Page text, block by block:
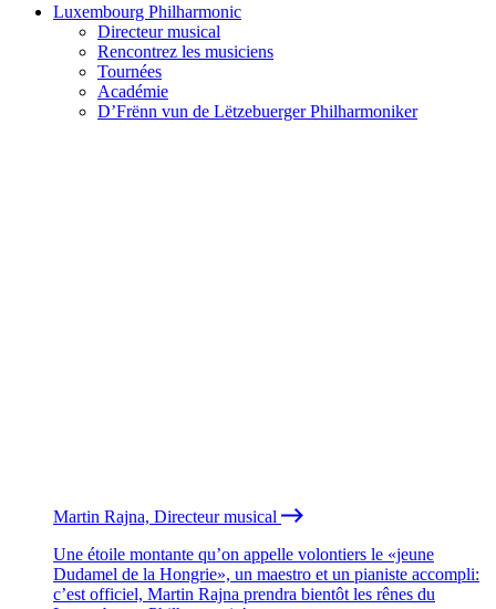
Luxembourg Philharmonic
Directeur musical
Rencontrez les musiciens
Tournées
Académie
D’Frënn vun de Lëtzebuerger Philharmoniker
Martin Rajna, Directeur musical
Une étoile montante qu’on appelle volontiers le «jeune
Dudamel de la Hongrie», un maestro et un pianiste accompli:
c’est officiel, Martin Rajna prendra bientôt les rênes du